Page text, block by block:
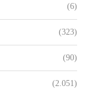
(6)
(323)
(90)
(2.051)